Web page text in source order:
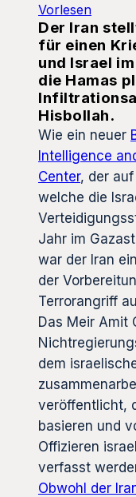
Vorlesen
Der Iran
für einen
und Israel
die Hamas
Hisbollah.
Wie ein neuer
Intelligence
Center, der
welche die
Jahr im
war der Iran
der
Terrorangriff
Das Meir Amit
dem
veröffentlicht,
basieren und
Offizieren
verfasst
Obwohl der